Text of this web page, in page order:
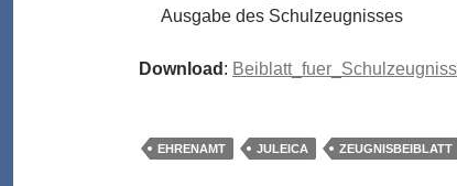
Ausgabe des Schulzeugnisses
Download :
EHRENAMT JULEICA ZEUGNISBEIBLATT